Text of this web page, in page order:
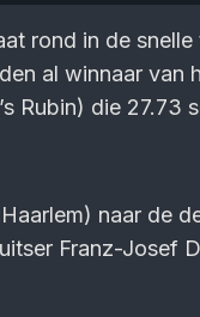
rond in de
al winnaar van
Rubin) die 27.73
naar de
Franz-Josef